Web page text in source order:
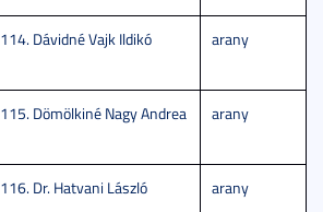
114. Dávidné Vajk Ildikó arany
115. Dömölkiné Nagy Andrea arany
116. Dr. Hatvani László arany